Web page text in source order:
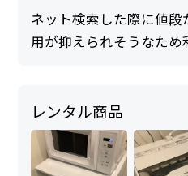
ネット検索した際に値
用が抑えられそうなため
レンタル商品